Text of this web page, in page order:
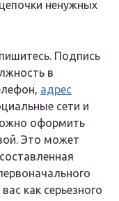
ненужных
Подпись
в
адрес
сети и
оформить
Это может
как серьезного